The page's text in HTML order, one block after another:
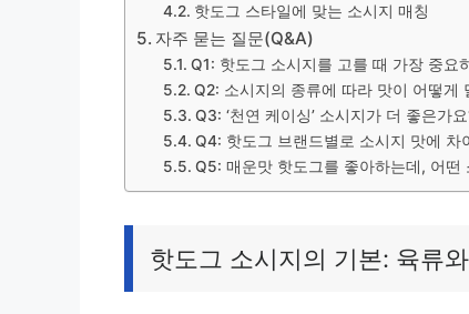
핫도그 스타일에 맞는 소시지 매칭
자주 묻는 질문(Q&A)
Q1: 핫도그 소시지를 고를 때 가장 중요
Q2: 소시지의 종류에 따라 맛이 어떻게
Q3: ‘천연 케이싱’ 소시지가 더 좋은가
Q4: 핫도그 브랜드별로 소시지 맛에 차
Q5: 매운맛 핫도그를 좋아하는데, 어떤
핫도그 소시지의 기본: 육류